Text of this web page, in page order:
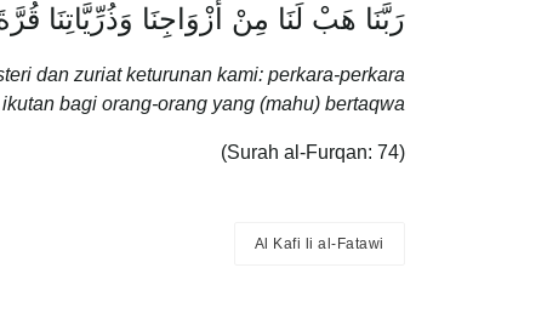
رَبَّنَا هَبْ لَنَا مِنْ أَزْوَاجِنَا وَذُرِّيَّاتِنَا
dan zuriat keturunan kami: perkara-perkara
bagi orang-orang yang (mahu) bertaqwa.”
(Surah al-Furqan: 74)
Al Kafi li al-Fatawi